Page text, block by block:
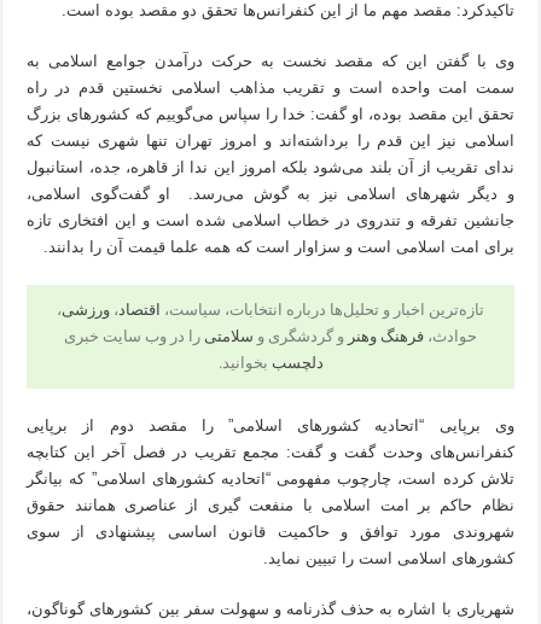
تاکیدکرد: مقصد مهم ما از این کنفرانس‌ها تحقق دو مقصد بوده است.
وی با گفتن این که مقصد نخست به حرکت درآمدن جوامع اسلامی به
سمت امت واحده است و تقریب مذاهب اسلامی نخستین قدم در راه
تحقق این مقصد بوده، او گفت: خدا را سپاس می‌گوییم که کشورهای بزرگ
اسلامی نیز این قدم را برداشته‌اند و امروز تهران تنها شهری نیست که
ندای تقریب از آن بلند می‌شود بلکه امروز این ندا از قاهره، جده، استانبول
و دیگر شهرهای اسلامی نیز به گوش می‌رسد. او گفت‌گوی اسلامی،
جانشین تفرقه و تندروی در خطاب اسلامی شده است و این افتخاری تازه
برای امت اسلامی است و سزاوار است که همه علما قیمت آن را بدانند.
تازه‌ترین اخبار و تحلیل‌ها درباره انتخابات، سیاست، اقتصاد، ورزشی،
حوادث، فرهنگ وهنر و گردشگری و سلامتی را در وب سایت خبری
دلچسب بخوانید.
وی برپایی “اتحادیه کشورهای اسلامی” را مقصد دوم از برپایی
کنفرانس‌های وحدت گفت و گفت: مجمع تقریب در فصل آخر این کتابچه
تلاش کرده است، چارچوب مفهومی “اتحادیه کشورهای اسلامی” که بیانگر
نظام حاکم بر امت اسلامی با منفعت گیری از عناصری همانند حقوق
شهروندی مورد توافق و حاکمیت قانون اساسی پیشنهادی از سوی
کشورهای اسلامی است را تبیین نماید.
شهریاری با اشاره به حذف گذرنامه و سهولت سفر بین کشورهای گوناگون،